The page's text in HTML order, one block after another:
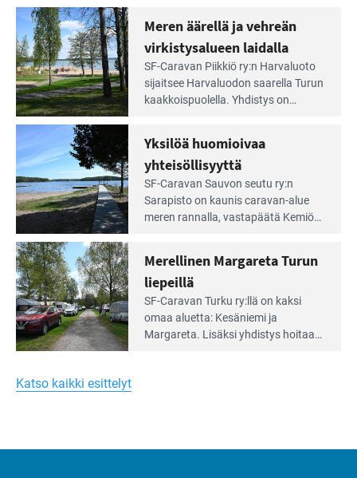
Saariston
Rengastien
portilla
Lue
Leirintäoppaan
artikkeli:
Meren
äärellä
ja
vehreän
virkistysalueen
laidalla
Meren äärellä ja vehreän
virkistysalueen laidalla
SF-Caravan Piikkiö ry:n Harvaluoto
sijait­see Harvaluodon saarella Turun
kaakkois­puolella. Yhdistys on
virkistysalueesta.
Lue
Leirintäoppaan
artikkeli:
Yksilöä
huomioivaa
yhteisöllisyyttä
Yksilöä huomioivaa
yhteisöllisyyttä
SF-Caravan Sauvon seutu ry:n
Sarapisto on kaunis caravan-alue
meren rannalla, vasta­päätä Kemiön
kymmenen paikkaa ilman sähköä.
Lue
Leirintäoppaan
artikkeli:
Merellinen
Turun
liepeillä
Merellinen Margareta Turun
liepeillä
SF-Caravan Turku ry:llä on kaksi
omaa aluet­ta: Kesäniemi ja
Margareta. Lisäksi yhdis­tys hoitaa
Katso kaikki esittelyt